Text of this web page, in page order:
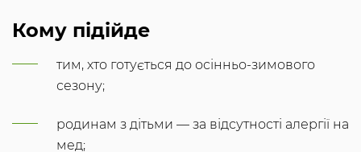
Кому підійде
тим, хто готується до осінньо-зимового
сезону;
родинам з дітьми — за відсутності алергії на
мед;